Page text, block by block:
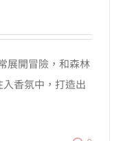
展開冒險，和森林
香氛中，打造出